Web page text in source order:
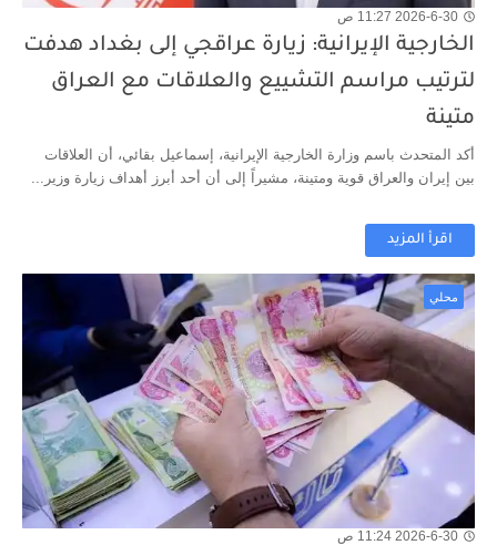
2026-6-30 11:27 ص
الخارجية الإيرانية: زيارة عراقجي إلى بغداد هدفت
لترتيب مراسم التشييع والعلاقات مع العراق
متينة
أكد المتحدث باسم وزارة الخارجية الإيرانية، إسماعيل بقائي، أن العلاقات
بين إيران والعراق قوية ومتينة، مشيراً إلى أن أحد أبرز أهداف زيارة وزير...
اقرأ المزيد
محلي
2026-6-30 11:24 ص